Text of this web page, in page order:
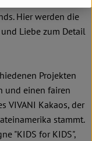
Hier werden die
Liebe zum Detail
Projekten
und einen fairen
VIVANI Kakaos, der
stammt.
"KIDS for KIDS",